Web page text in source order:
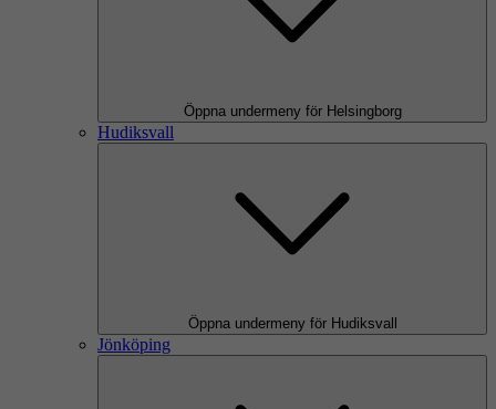
Öppna undermeny för Helsingborg
Hudiksvall
Öppna undermeny för Hudiksvall
Jönköping